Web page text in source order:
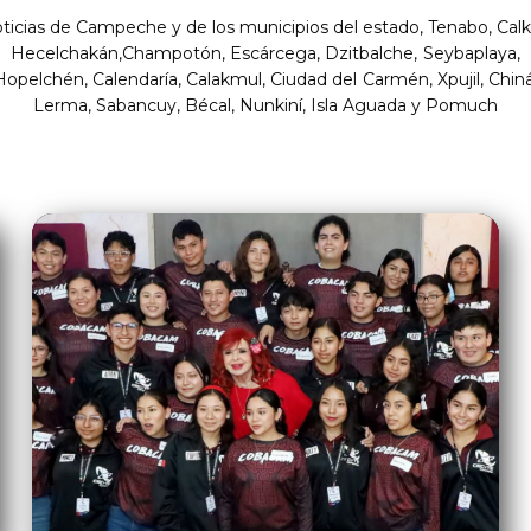
de Campeche y de los municipios del estado, Tenabo,
Hecelchakán,Champotón, Escárcega, Dzitbalche, Seybaplaya,
Calendaría, Calakmul, Ciudad del Carmén, Xpujil,
Lerma, Sabancuy, Bécal, Nunkiní, Isla Aguada y Pomuch